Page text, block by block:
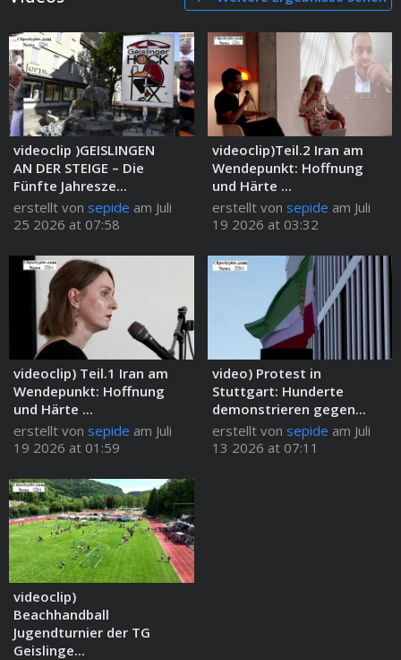
videoclip )GEISLINGEN
AN DER STEIGE – Die
Fünfte Jahresze...
erstellt von sepide am Juli
25 2026 at 07:58
videoclip)Teil.2 Iran am
Wendepunkt: Hoffnung
und Härte ...
erstellt von sepide am Juli
19 2026 at 03:32
videoclip) Teil.1 Iran am
Wendepunkt: Hoffnung
und Härte ...
erstellt von sepide am Juli
19 2026 at 01:59
video) Protest in
Stuttgart: Hunderte
demonstrieren gegen...
erstellt von sepide am Juli
13 2026 at 07:11
videoclip)
Beachhandball
Jugendturnier der TG
Geislinge...